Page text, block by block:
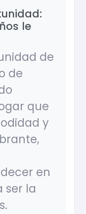
le
de
de
que
y
en
ser la